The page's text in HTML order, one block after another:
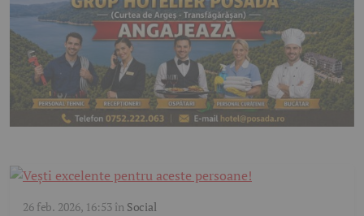
26 feb. 2026, 16:53în Social